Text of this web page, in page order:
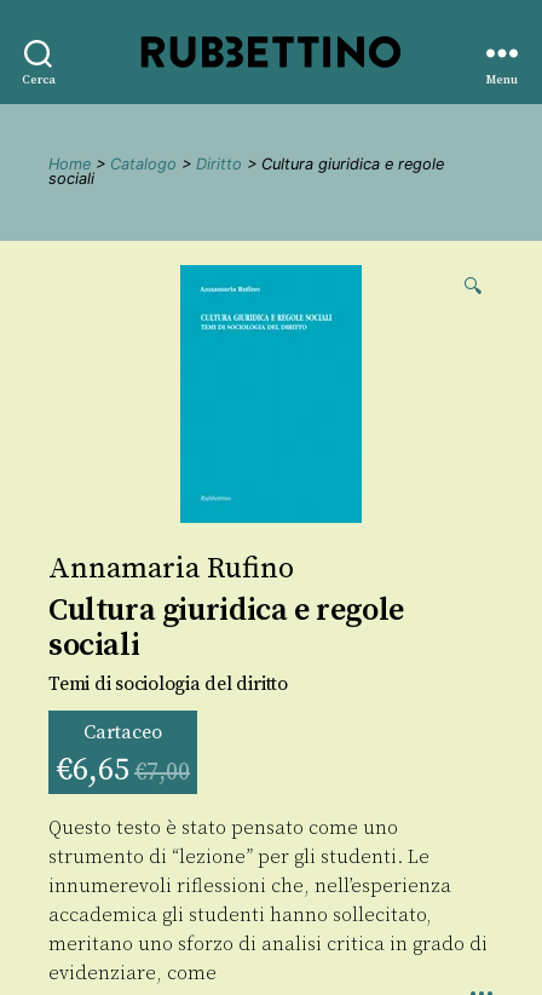
Cerca
editore
Menu
Home > Catalogo > Diritto > Cultura giuridica e regole
sociali
🔍
Annamaria Rufino
Cultura giuridica e regole
sociali
Temi di sociologia del diritto
Cartaceo
€6,65 €7,00
Questo testo è stato pensato come uno
strumento di “lezione” per gli studenti. Le
innumerevoli riflessioni che, nell’esperienza
accademica gli studenti hanno sollecitato,
meritano uno sforzo di analisi critica in grado di
evidenziare, come